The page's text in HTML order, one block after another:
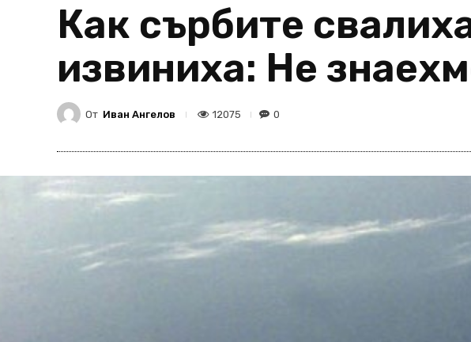
Как сърбите
извиниха: Не
От Иван Ангелов 12075 0